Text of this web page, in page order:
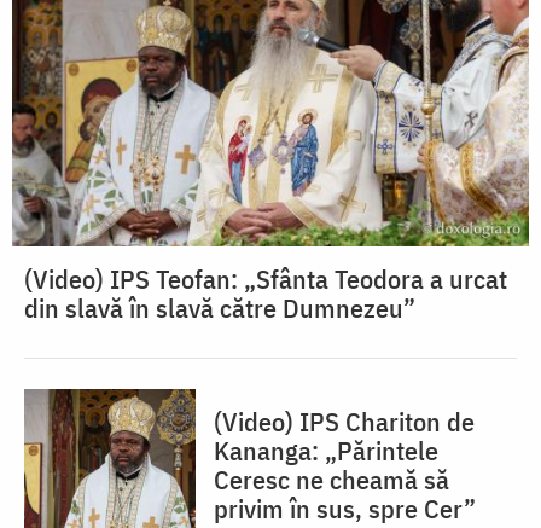
(Video) IPS Teofan: „Sfânta Teodora a urcat
din slavă în slavă către Dumnezeu”
(Video) IPS Chariton de
Kananga: „Părintele
Ceresc ne cheamă să
privim în sus, spre Cer”